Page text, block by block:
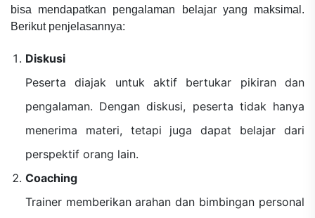
bisa mendapatkan pengalaman belajar yang maksimal.
Berikut penjelasannya:
Diskusi
Peserta diajak untuk aktif bertukar pikiran dan
pengalaman. Dengan diskusi, peserta tidak hanya
menerima materi, tetapi juga dapat belajar dari
perspektif orang lain.
Coaching
Trainer memberikan arahan dan bimbingan personal